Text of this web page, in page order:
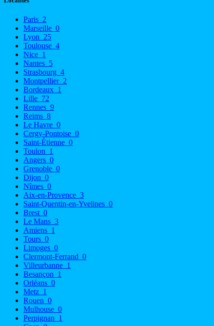
Paris 2
Marseille 0
Lyon 25
Toulouse 4
Nice 1
Nantes 5
Strasbourg 4
Montpellier 2
Bordeaux 1
Lille 72
Rennes 9
Reims 8
Le Havre 0
Cergy-Pontoise 0
Saint-Étienne 0
Toulon 1
Angers 0
Grenoble 0
Dijon 0
Nîmes 0
Aix-en-Provence 3
Saint-Quentin-en-Yvelines 0
Brest 0
Le Mans 3
Amiens 1
Tours 0
Limoges 0
Clermont-Ferrand 0
Villeurbanne 1
Besançon 1
Orléans 0
Metz 1
Rouen 0
Mulhouse 0
Perpignan 1